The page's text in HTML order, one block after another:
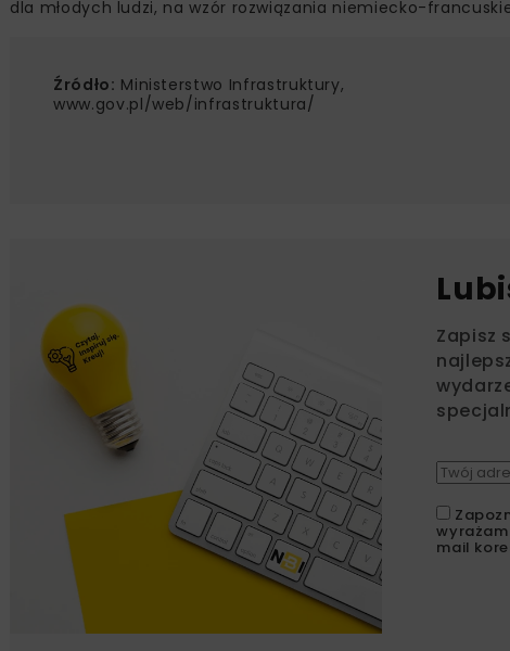
dla młodych ludzi, na wzór rozwiązania niemiecko-
Źródło: Ministerstwo Infrastruktury,
www.gov.pl/web/infrastruktura/
Zapisz
mail